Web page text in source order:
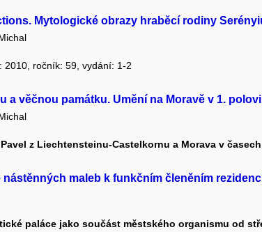
Mytologické obrazy hraběcí rodiny
2010, ročník: 59, vydání: 1-2
a věčnou památku. Umění na Moravě v 1.
z Liechtensteinu-Castelkornu a Morava v
maleb k funkčním členěním
paláce jako součást městského organismu od